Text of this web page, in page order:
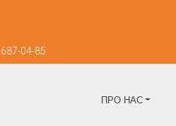
04-85
ПРО НАС